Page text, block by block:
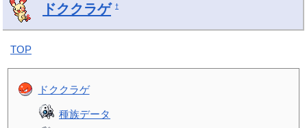
ドククラゲ †
TOP
ドククラゲ
種族データ